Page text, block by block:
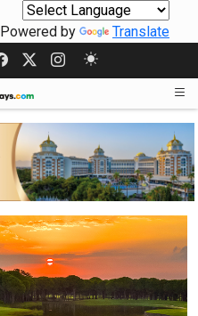
Powered by Translate